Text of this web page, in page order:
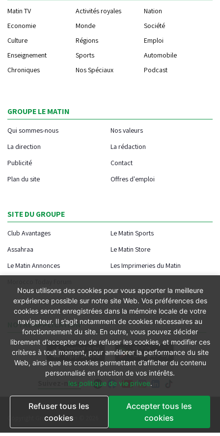
Suivez-nous
Matin TV Activités royales
Nation
Economie
Monde
Société
Culture
Régions
Emploi
Enseignement
Sports
Automobile
Chroniques
Nos Spéciaux Podcast
GROUPE LE MATIN
Qui sommes-nous
Nos valeurs
La direction
La rédaction
Publicité
Contact
Plan du site
Offres d'emploi
SITE DU GROUPE
Club Avantages
Le Matin Sports
Assahraa
Le Matin Store
Le Matin Annonces
Les Imprimeries du Matin
NOTRE APPLICATION
Copyright Groupe le Matin © 2026
Conditions générales
Conditions de vente
Nous utilisons des cookies pour vous apporter la meilleure
expérience possible sur notre site Web. Vos préférences des
cookies seront enregistrées dans la mémoire locale de votre
navigateur. Il s’agit notamment de cookies nécessaires au
fonctionnement du site. En outre, vous pouvez décider
librement d’accepter ou de refuser les cookies, et modifier ces
critères à tout moment, pour améliorer la performance du site
Web, ainsi que les cookies permettant d’afficher du contenu
personnalisé en fonction de vos intérêts.
les politique de vie privee.
Refuser tous les
cookies
Accepter tous les
cookies